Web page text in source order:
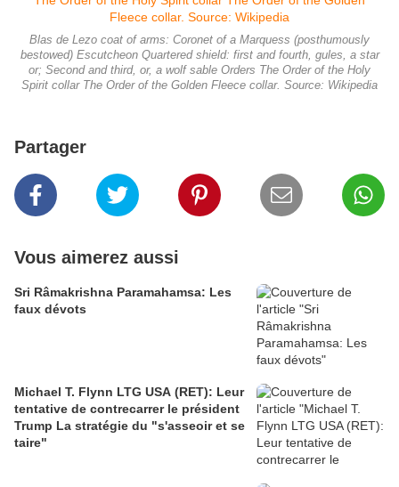
Blas de Lezo coat of arms: Coronet of a Marquess (posthumously
bestowed) Escutcheon Quartered shield: first and fourth, gules, a star
or; Second and third, or, a wolf sable Orders The Order of the Holy
Spirit collar The Order of the Golden Fleece collar. Source: Wikipedia
Partager
Vous aimerez aussi
Sri Râmakrishna Paramahamsa: Les
faux dévots
Michael T. Flynn LTG USA (RET): Leur
tentative de contrecarrer le président
Trump La stratégie du "s'asseoir et se
taire"